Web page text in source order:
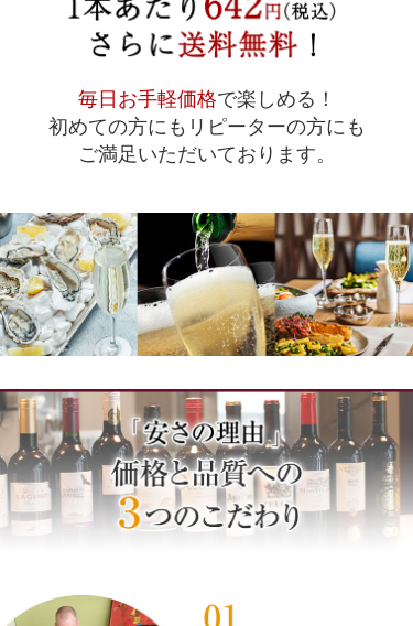
毎日お手軽価格で楽しめる！
初めての方にもリピーターの方にも
ご満足いただいております。